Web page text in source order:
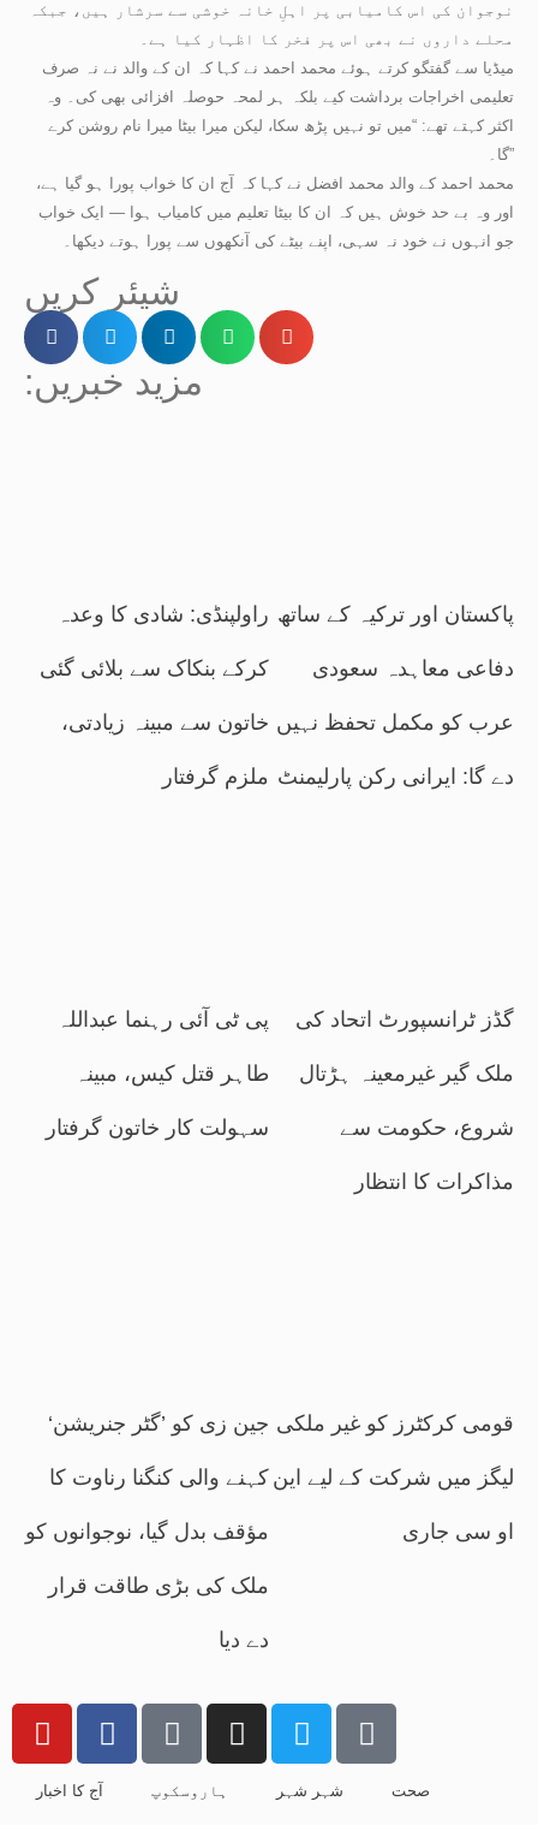
نوجوان کی اس کامیابی پر اہلِ خانہ خوشی سے سرشار ہیں، جبکہ
محلے داروں نے بھی اس پر فخر کا اظہار کیا ہے۔
میڈیا سے گفتگو کرتے ہوئے محمد احمد نے کہا کہ ان کے والد نے نہ صرف
تعلیمی اخراجات برداشت کیے بلکہ ہر لمحہ حوصلہ افزائی بھی کی۔ وہ
اکثر کہتے تھے: “میں تو نہیں پڑھ سکا، لیکن میرا بیٹا میرا نام روشن کرے
گا۔”
محمد احمد کے والد محمد افضل نے کہا کہ آج ان کا خواب پورا ہو گیا ہے،
اور وہ بے حد خوش ہیں کہ ان کا بیٹا تعلیم میں کامیاب ہوا — ایک خواب
جو انہوں نے خود نہ سہی، اپنے بیٹے کی آنکھوں سے پورا ہوتے دیکھا۔
شیئر کریں
:مزید خبریں
راولپنڈی: شادی کا وعدہ
کرکے بنکاک سے بلائی گئی
خاتون سے مبینہ زیادتی،
ملزم گرفتار
پاکستان اور ترکیہ کے ساتھ
دفاعی معاہدہ سعودی
عرب کو مکمل تحفظ نہیں
دے گا: ایرانی رکن پارلیمنٹ
پی ٹی آئی رہنما عبداللہ
طاہر قتل کیس، مبینہ
سہولت کار خاتون گرفتار
گڈز ٹرانسپورٹ اتحاد کی
ملک گیر غیرمعینہ ہڑتال
شروع، حکومت سے
مذاکرات کا انتظار
جین زی کو ’گٹر جنریشن‘
کہنے والی کنگنا رناوت کا
مؤقف بدل گیا، نوجوانوں کو
ملک کی بڑی طاقت قرار
دے دیا
قومی کرکٹرز کو غیر ملکی
لیگز میں شرکت کے لیے این
او سی جاری
آج کا اخبار ہاروسکوپ شہر شہر صحت